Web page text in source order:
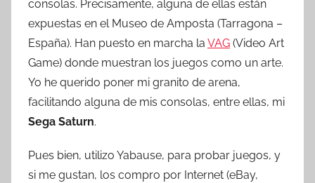
consolas. Precisamente, alguna de ellas están
expuestas en el Museo de Amposta (Tarragona –
España). Han puesto en marcha la VAG (Video Art
Game) donde muestran los juegos como un arte.
Yo he querido poner mi granito de arena,
facilitando alguna de mis consolas, entre ellas, mi
Sega Saturn.
Pues bien, utilizo Yabause, para probar juegos, y
si me gustan, los compro por Internet (eBay,